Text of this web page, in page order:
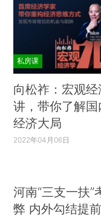
私房课
向松祚：宏观
讲，带你了解
经济大局
2022年04月06日
河南“三支一扶”
弊 内外勾结提